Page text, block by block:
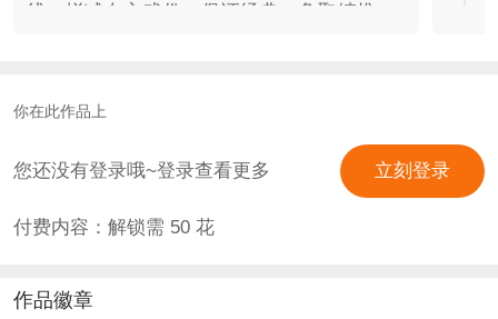
线、增减女主戏份。保证经典，争取编推。
睥睨天下。 我是秦国年轻的王。 山河破
强虎视眈眈。咸阳城中风云变幻，七国利益
纵横交错。 我身处其间困于罗网，做了九
年“虚王”。 而后铁腕平叛，震惊山东，揽权
子，与命运争胜，用五十载岁月开启秦朝近
你在此作品上
您还没有登录哦~登录查看更多 立刻登录
付费内容：解锁需 50花
作品徽章